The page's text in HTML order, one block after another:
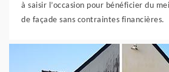
à saisir l’occasion pour bénéficier du
de façade sans contraintes financières.